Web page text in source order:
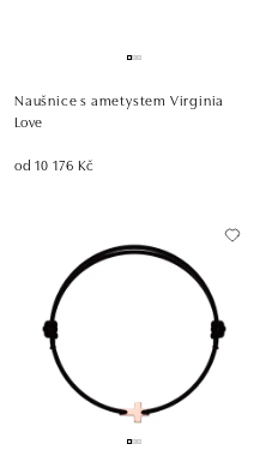
Naušnice s ametystem Virginia
Love
od 10 176 Kč